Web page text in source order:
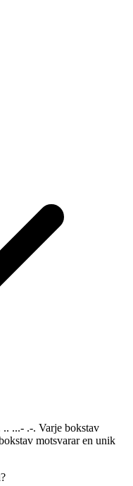
...- .-. Varje bokstav
motsvarar en unik